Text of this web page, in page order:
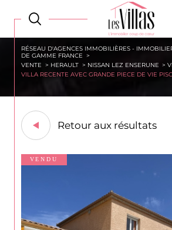
RÉSEAU D'AGENCES IMMOBILIÈRES -
DE GAMME FRANCE
VENTE
HERAULT NISSAN LEZ ENSERUNE
VILLA RECENTE AVEC GRANDE PIECE DE VIE
Retour aux résultats
VENDU